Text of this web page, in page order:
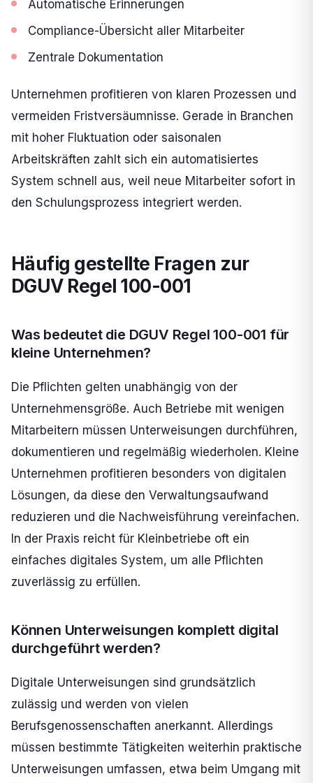
Automatische Erinnerungen
Compliance-Übersicht aller Mitarbeiter
Zentrale Dokumentation
Unternehmen profitieren von klaren Prozessen und
vermeiden Fristversäumnisse. Gerade in Branchen
mit hoher Fluktuation oder saisonalen
Arbeitskräften zahlt sich ein automatisiertes
System schnell aus, weil neue Mitarbeiter sofort in
den Schulungsprozess integriert werden.
Häufig gestellte Fragen zur
DGUV Regel 100-001
Was bedeutet die DGUV Regel 100-001 für
kleine Unternehmen?
Die Pflichten gelten unabhängig von der
Unternehmensgröße. Auch Betriebe mit wenigen
Mitarbeitern müssen Unterweisungen durchführen,
dokumentieren und regelmäßig wiederholen. Kleine
Unternehmen profitieren besonders von digitalen
Lösungen, da diese den Verwaltungsaufwand
reduzieren und die Nachweisführung vereinfachen.
In der Praxis reicht für Kleinbetriebe oft ein
einfaches digitales System, um alle Pflichten
zuverlässig zu erfüllen.
Können Unterweisungen komplett digital
durchgeführt werden?
Digitale Unterweisungen sind grundsätzlich
zulässig und werden von vielen
Berufsgenossenschaften anerkannt. Allerdings
müssen bestimmte Tätigkeiten weiterhin praktische
Unterweisungen umfassen, etwa beim Umgang mit